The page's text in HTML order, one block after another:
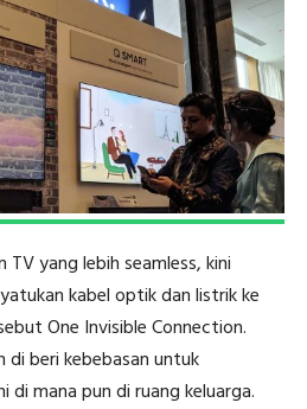
yang lebih seamless, kini
kabel optik dan listrik ke
One Invisible Connection.
di beri kebebasan untuk
di mana pun di ruang keluarga.